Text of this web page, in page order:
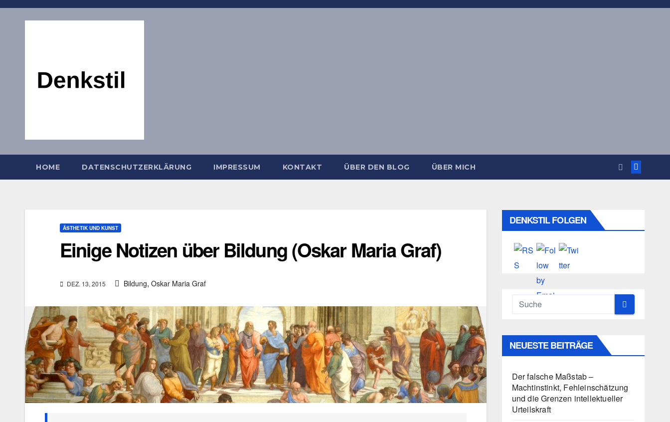
Zum
HOME DATENSCHUTZERKLÄRUNG IMPRESSUM KONTAKT ÜBER DEN BLOG ÜBER MICH
ÄSTHETIK UND KUNST
Einige Notizen über Bildung (Oskar Maria Graf)
DEZ. 13, 2015 Bildung, Oskar Maria Graf
DENKSTIL FOLGEN
NEUESTE BEITRÄGE
Der falsche Maßstab –
Machtinstinkt, Fehleinschätzung
und die Grenzen intellektueller
Urteilskraft